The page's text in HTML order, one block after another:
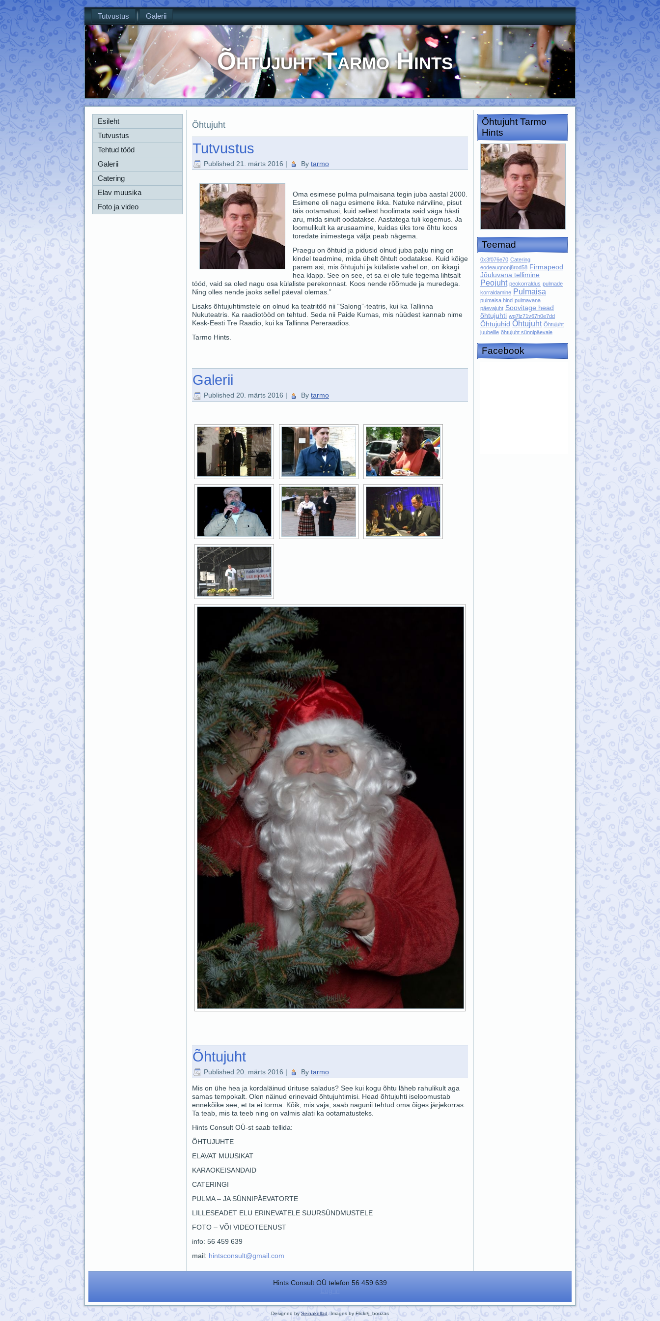
Tutvustus Galerii
Õhtujuht Tarmo Hints
Esileht
Tutvustus
Tehtud tööd
Galerii
Catering
Elav muusika
Foto ja video
Õhtujuht
Tutvustus
Published 21. märts 2016 | By tarmo
Oma esimese pulma pulmaisana tegin juba aastal 2000.
Esimene oli nagu esimene ikka. Natuke närviline, pisut
täis ootamatusi, kuid sellest hoolimata said väga hästi
aru, mida sinult oodatakse. Aastatega tuli kogemus. Ja
loomulikult ka arusaamine, kuidas üks tore õhtu koos
toredate inimestega välja peab nägema.
Praegu on õhtuid ja pidusid olnud juba palju ning on
kindel teadmine, mida ühelt õhtult oodatakse. Kuid kõige
parem asi, mis õhtujuhi ja külaliste vahel on, on ikkagi
hea klapp. See on see, et sa ei ole tule tegema lihtsalt
tööd, vaid sa oled nagu osa külaliste perekonnast. Koos nende rõõmude ja muredega.
Ning olles nende jaoks sellel päeval olemas.”
Lisaks õhtujuhtimstele on olnud ka teatritöö nii “Salong”-teatris, kui ka Tallinna
Nukuteatris. Ka raadiotööd on tehtud. Seda nii Paide Kumas, mis nüüdest kannab nime
Kesk-Eesti Tre Raadio, kui ka Tallinna Pereraadios.
Tarmo Hints.
Galerii
Published 20. märts 2016 | By tarmo
Õhtujuht
Published 20. märts 2016 | By tarmo
Mis on ühe hea ja kordaläinud ürituse saladus? See kui kogu õhtu läheb rahulikult aga
samas tempokalt. Olen näinud erinevaid õhtujuhtimisi. Head õhtujuhti iseloomustab
ennekõike see, et ta ei torma. Kõik, mis vaja, saab nagunii tehtud oma õiges järjekorras.
Ta teab, mis ta teeb ning on valmis alati ka ootamatusteks.
Hints Consult OÜ-st saab tellida:
ÕHTUJUHTE
ELAVAT MUUSIKAT
KARAOKEISANDAID
CATERINGI
PULMA – JA SÜNNIPÄEVATORTE
LILLESEADET ELU ERINEVATELE SUURSÜNDMUSTELE
FOTO – VÕI VIDEOTEENUST
info: 56 459 639
mail: hintsconsult@gmail.com
Õhtujuht Tarmo
Hints
Teemad
0x3f076e70 Catering
eodeauqnonj8rod58 Firmapeod
Jõuluvana tellimine
Peojuht peokorraldus pulmade
korraldamine Pulmaisa
pulmaisa hind pulmavana
päevajuht Soovitage head
õhtujuhti wq7lz71v67h0e7dd
Õhtujuhid Õhtujuht Õhtujuht
juubelile õhtujuht sünnipäevale
Facebook
Hints Consult OÜ telefon 56 459 639
Designed by Seinakellad Images by Flickr/j_bouzas